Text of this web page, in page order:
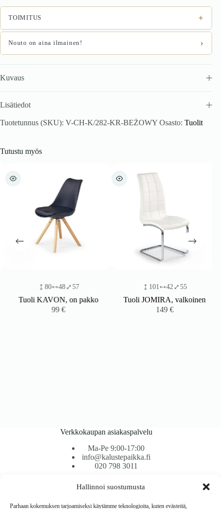
Hallinnoi suostumusta
Parhaan kokemuksen tarjoamiseksi käytämme teknologioita, kuten evästeitä,
TOIMITUS +
Nouto on aina ilmainen! ›
Kuvaus
Lisätiedot
Tuotetunnus (SKU): V-CH-K/282-KR-BEŻOWY Osasto: Tuolit
Tutustu myös
80 48 57
Tuoli KAVON, on pakko
99€
101 42 55
Tuoli JOMIRA, valkoinen
149€
Verkkokaupan asiakaspalvelu
Ma-Pe 9:00-17:00
info@kalustepaikka.fi
020 798 3011
Tavarantoimitus / Maksutavat
Toimitustavat